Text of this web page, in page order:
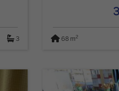
3 68 m2